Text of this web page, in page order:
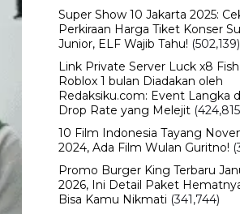
Super Show 10 Jakarta 2025:
Perkiraan Harga Tiket Konser
Junior, ELF Wajib Tahu! (502,139)
Link Private Server Luck x8
Roblox 1 bulan Diadakan oleh
Redaksiku.com: Event Langka
Drop Rate yang Melejit
10 Film Indonesia Tayang
2024, Ada Film Wulan Guritno!
Promo Burger King Terbaru
2026, Ini Detail Paket
Bisa Kamu Nikmati (341,744)